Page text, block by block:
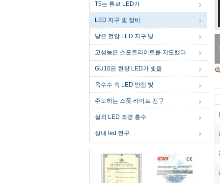
T5는 튜브 LED가
LED 지구 빛 장비
낮은 전압 LED 지구 빛
고성능은 스포트라이트를 지도했다
GU10은 현장 LED가 빛을
옥수수 속 LED 반점 빛
주도하는 스폿 라이트 전구
실외 LED 조명 홍수
실내 led 전구